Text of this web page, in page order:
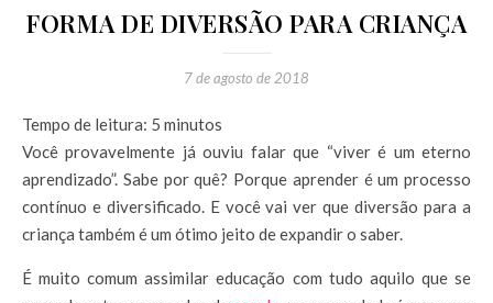
FORMA DE DIVERSÃO PARA CRIANÇA
7 de agosto de 2018
Tempo de leitura: 5 minutos
Você provavelmente já ouviu falar que “viver é um eterno
aprendizado”. Sabe por quê? Porque aprender é um processo
contínuo e diversificado. E você vai ver que diversão para a
criança também é um ótimo jeito de expandir o saber.
É muito comum assimilar educação com tudo aquilo que se